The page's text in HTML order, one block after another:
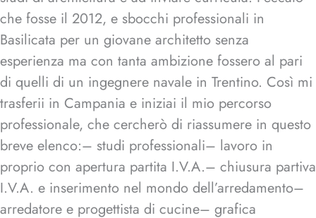
che fosse il 2012, e sbocchi professionali in
Basilicata per un giovane architetto senza
esperienza ma con tanta ambizione fossero al pari
di quelli di un ingegnere navale in Trentino. Così mi
trasferii in Campania e iniziai il mio percorso
professionale, che cercherò di riassumere in questo
breve elenco:– studi professionali– lavoro in
proprio con apertura partita I.V.A.– chiusura partiva
I.V.A. e inserimento nel mondo dell’arredamento–
arredatore e progettista di cucine– grafica